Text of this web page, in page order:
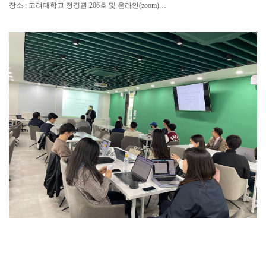
장소 : 고려대학교 정경관 206호 및 온라인(zoom)
주제 : Double data piling and negatively ridged classifiers in high dimensions